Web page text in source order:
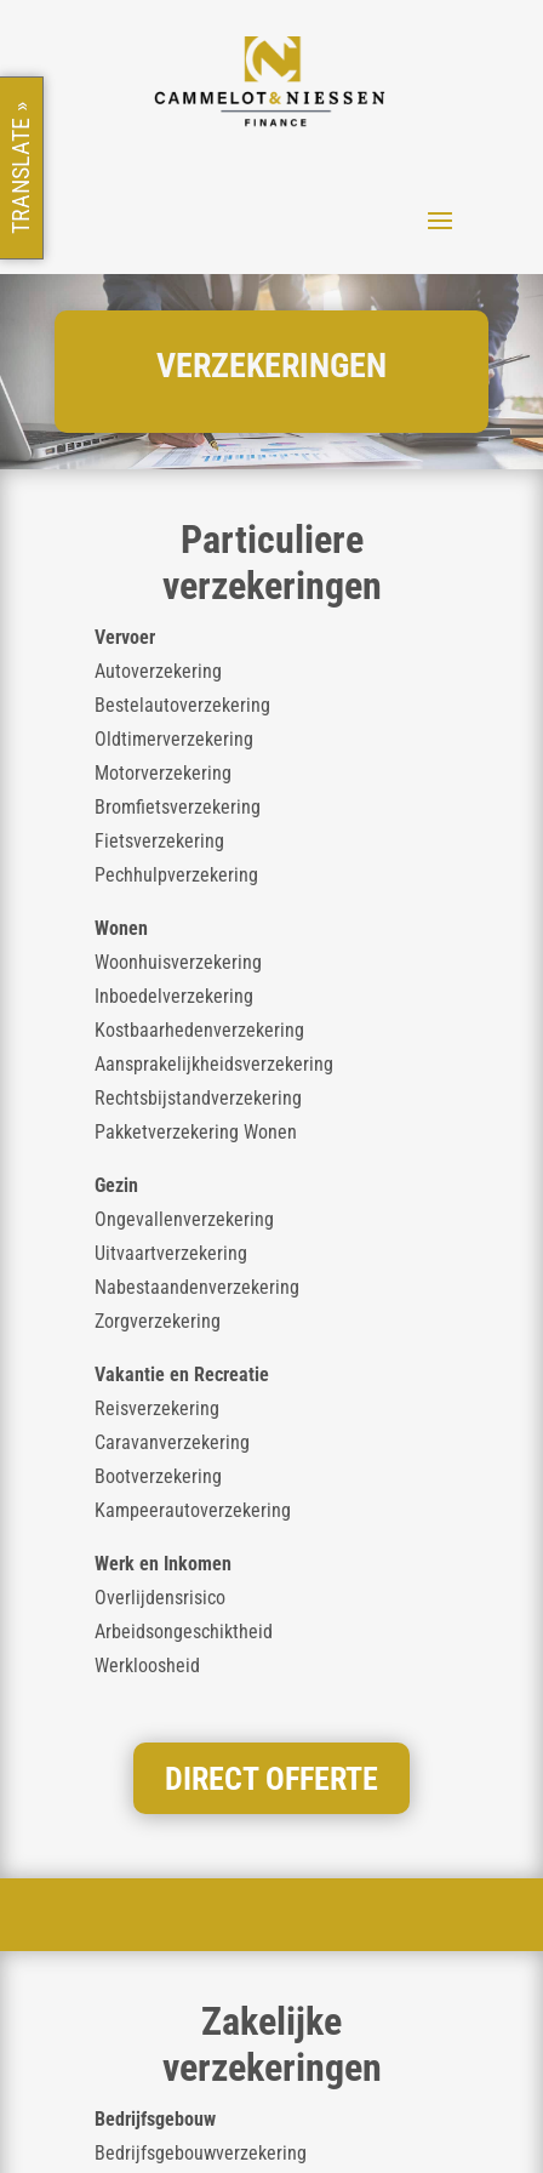
VERZEKERINGEN
Particuliere
verzekeringen
Vervoer
Autoverzekering
Bestelautoverzekering
Oldtimerverzekering
Motorverzekering
Bromfietsverzekering
Fietsverzekering
Pechhulpverzekering
Wonen
Woonhuisverzekering
Inboedelverzekering
Kostbaarhedenverzekering
Aansprakelijkheidsverzekering
Rechtsbijstandverzekering
Pakketverzekering Wonen
Gezin
Ongevallenverzekering
Uitvaartverzekering
Nabestaandenverzekering
Zorgverzekering
Vakantie en Recreatie
Reisverzekering
Caravanverzekering
Bootverzekering
Kampeerautoverzekering
Werk en Inkomen
Overlijdensrisico
Arbeidsongeschiktheid
Werkloosheid
DIRECT OFFERTE
Zakelijke
verzekeringen
Bedrijfsgebouw
Bedrijfsgebouwverzekering
TRANSLATE »